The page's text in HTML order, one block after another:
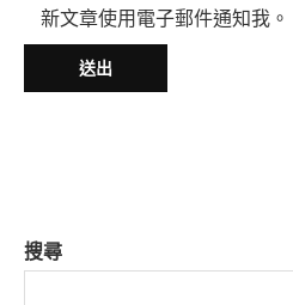
新文章使用電子郵件通知我。
搜尋